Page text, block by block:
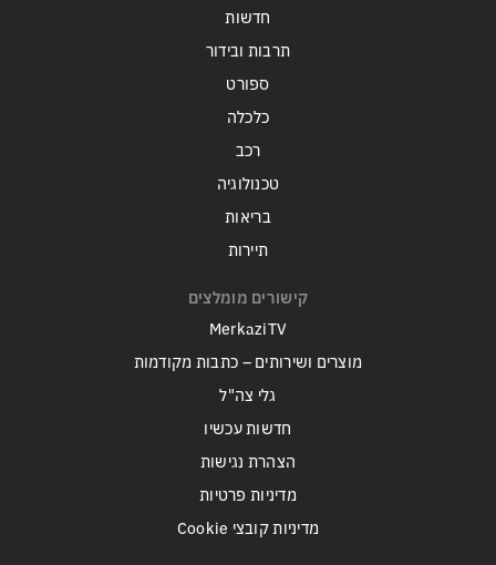
חדשות
תרבות ובידור
ספורט
כלכלה
רכב
טכנולוגיה
בריאות
תיירות
קישורים מומלצים
MerkaziTV
מוצרים ושירותים – כתבות מקודמות
גלי צה"ל
חדשות עכשיו
הצהרת נגישות
מדיניות פרטיות
מדיניות קובצי Cookie